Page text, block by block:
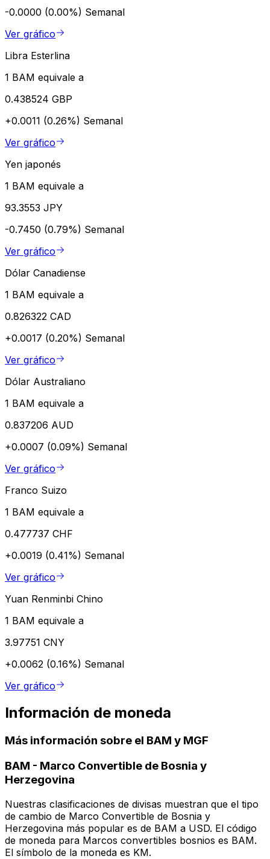
-0.0000 (0.00%) Semanal
Ver gráfico
Libra Esterlina
1 BAM equivale a
0.438524 GBP
+0.0011 (0.26%) Semanal
Ver gráfico
Yen japonés
1 BAM equivale a
93.3553 JPY
-0.7450 (0.79%) Semanal
Ver gráfico
Dólar Canadiense
1 BAM equivale a
0.826322 CAD
+0.0017 (0.20%) Semanal
Ver gráfico
Dólar Australiano
1 BAM equivale a
0.837206 AUD
+0.0007 (0.09%) Semanal
Ver gráfico
Franco Suizo
1 BAM equivale a
0.477737 CHF
+0.0019 (0.41%) Semanal
Ver gráfico
Yuan Renminbi Chino
1 BAM equivale a
3.97751 CNY
+0.0062 (0.16%) Semanal
Ver gráfico
Información de moneda
Más información sobre el BAM y MGF
BAM - Marco Convertible de Bosnia y
Herzegovina
Nuestras clasificaciones de divisas muestran que el tipo
de cambio de Marco Convertible de Bosnia y
Herzegovina más popular es de BAM a USD. El código
de moneda para Marcos convertibles bosnios es BAM.
El símbolo de la moneda es KM.